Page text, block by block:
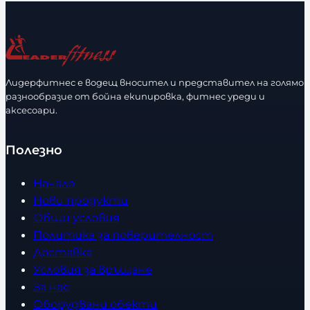
з
м
е
р
е
с
т
в
о
е
р
т
в
Лидерфитнес е водещ вносител и представител на голямо
разнообразие от бойна екипировка, фитнес уреди и
аксесоари.
Полезно
Начало
Нови продукти
Общи условия
Политика за поверителност
Доставка
Условия за връщане
За нас
Оборудвани обекти